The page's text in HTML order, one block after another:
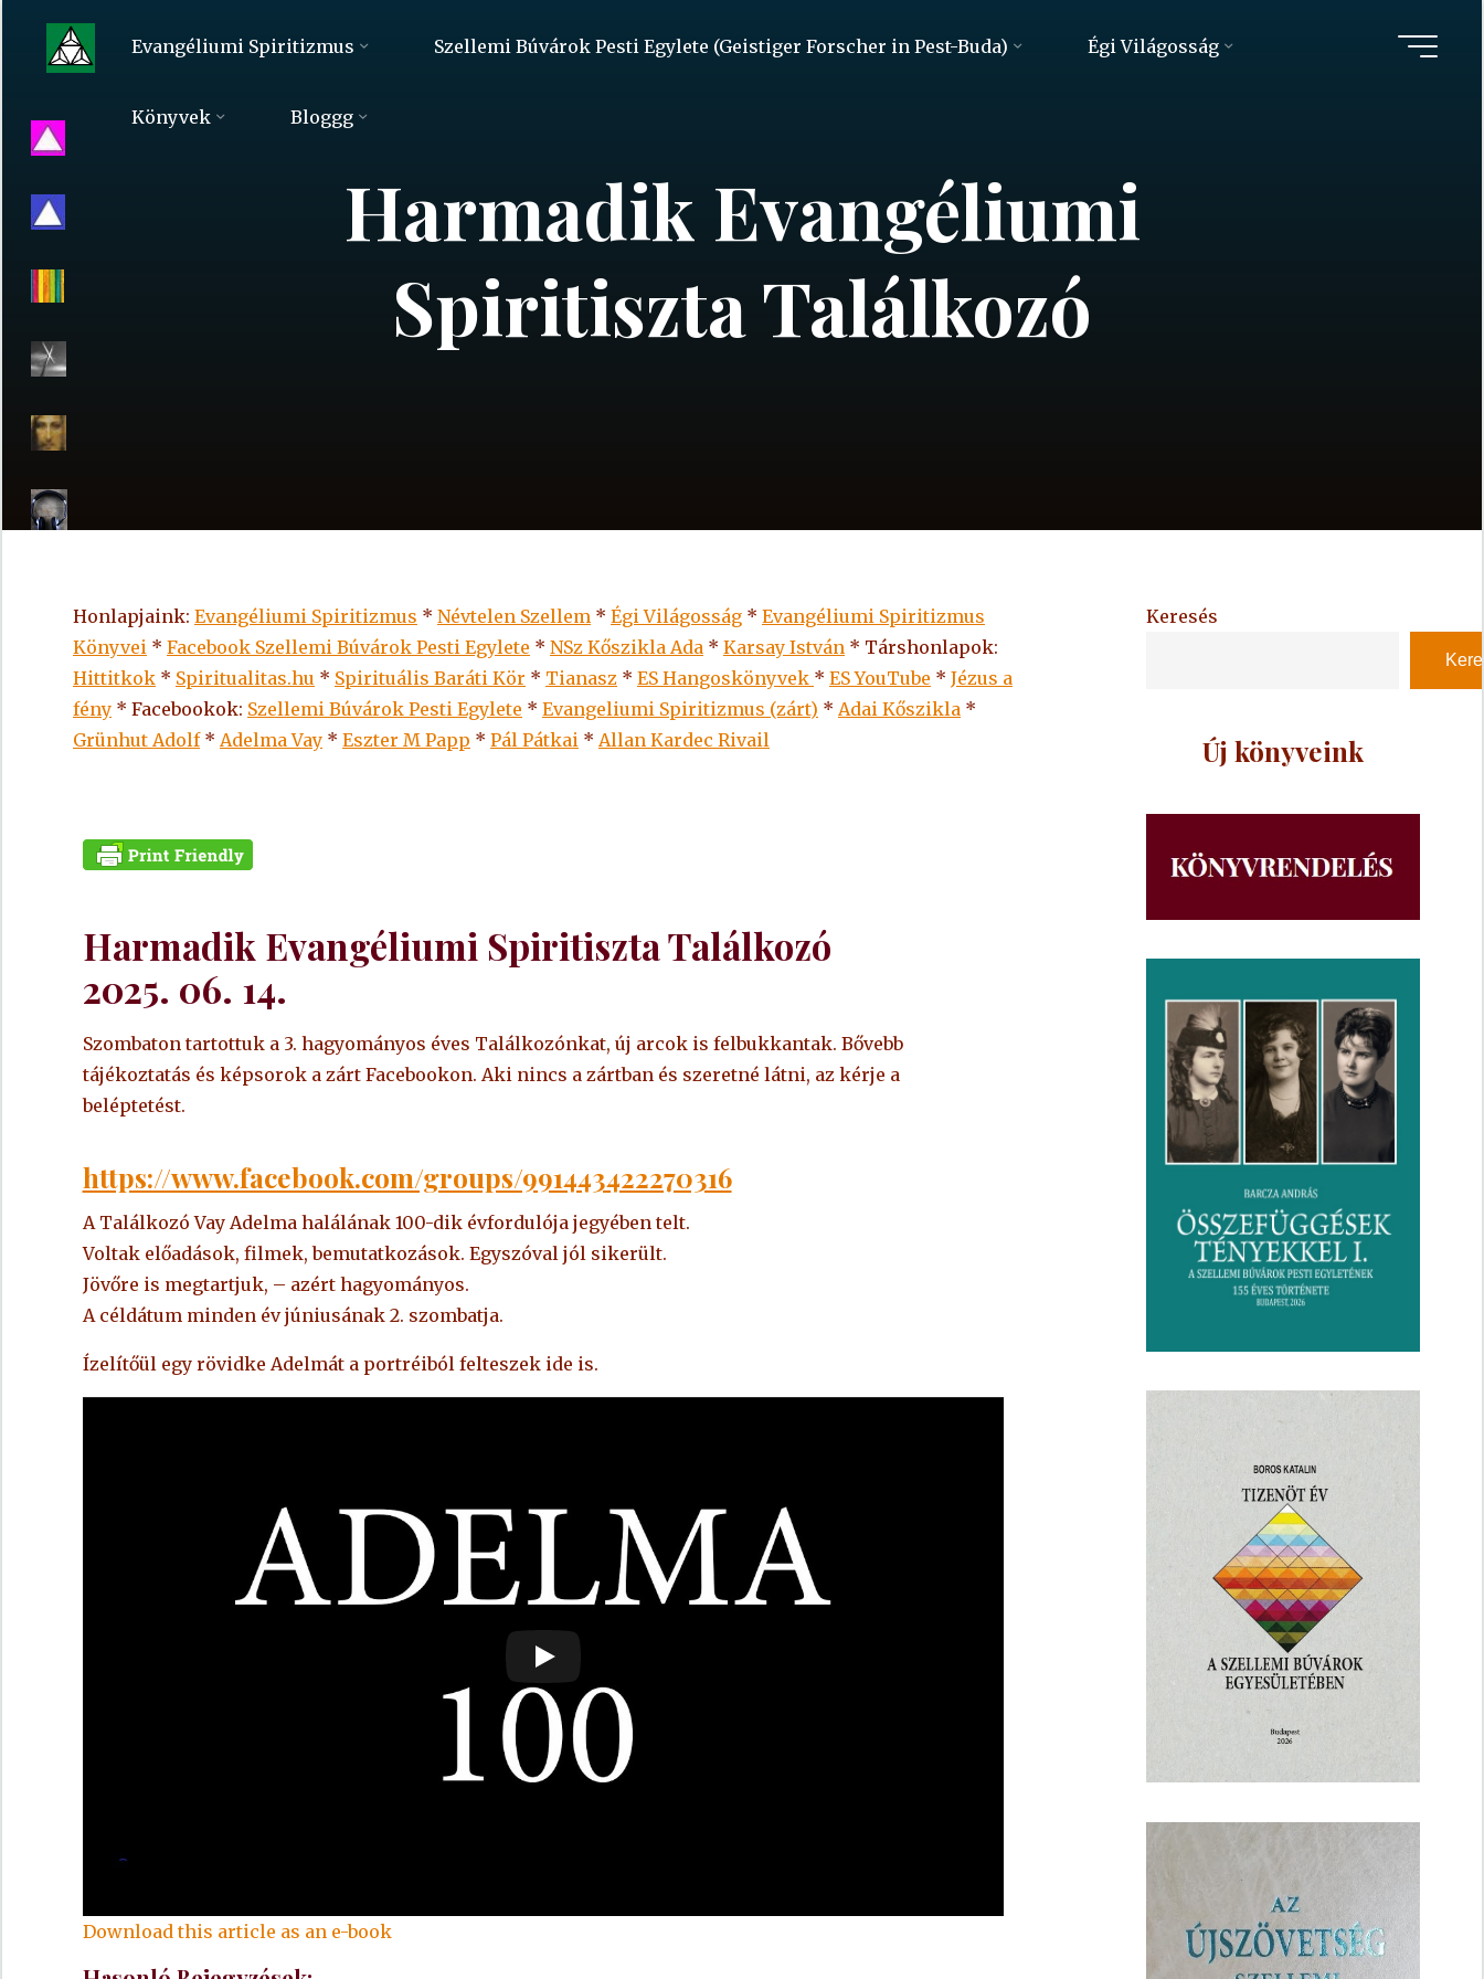
content
Evangéliumi
Evangéliumi Spiritizmus Szellemi Búvárok Pesti Egylete (Geistiger Forscher in Pest-Buda) Égi Világosság
Könyvek Bloggg
Harmadik Evangéliumi
Spiritiszta Találkozó
Honlapjaink: Evangéliumi Spiritizmus * Névtelen Szellem * Égi Világosság * Evangéliumi Spiritizmus
Könyvei * Facebook Szellemi Búvárok Pesti Egylete * NSz Kőszikla Ada * Karsay István * Társhonlapok:
Hittitkok * Spiritualitas.hu * Spirituális Baráti Kör * Tianasz * ES Hangoskönyvek * ESYouTube * Jézus a
fény * Facebookok: Szellemi Búvárok Pesti Egylete * Evangeliumi Spiritizmus (zárt) * Adai Kőszikla *
Grünhut Adolf* Adelma Vay * Eszter M Papp * Pál Pátkai * Allan Kardec Rivail
Harmadik Evangéliumi Spiritiszta Találkozó
2025. 06. 14.
Szombaton tartottuk a 3. hagyományos éves Találkozónkat, új arcok is felbukkantak. Bővebb
tájékoztatás és képsorok a zárt Facebookon. Aki nincs a zártban és szeretné látni, az kérje a
beléptetést.
https://www.facebook.com/groups/991443422270316
A Találkozó Vay Adelma halálának 100-dik évfordulója jegyében telt.
Voltak előadások, filmek, bemutatkozások. Egyszóval jól sikerült.
Jövőre is megtartjuk, – azért hagyományos.
A céldátum minden év júniusának 2. szombatja.
Ízelítőül egy rövidke Adelmát a portréiból felteszek ide is.
Download this article as an e-book
Keresés
Új könyveink